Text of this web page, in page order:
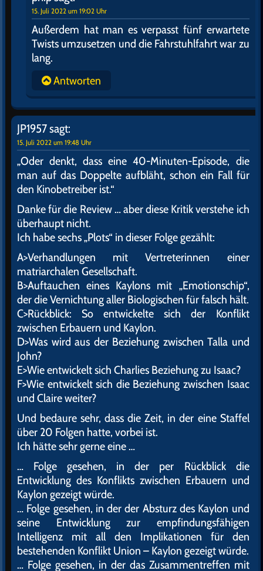
15. Juli 2022 um 19:02 Uhr
Außerdem hat man es verpasst fünf erwartete
Twists umzusetzen und die Fahrstuhlfahrt war zu
lang.
Antworten
JP1957sagt:
15. Juli 2022 um 19:48 Uhr
„Oder denkt, dass eine 40-Minuten-Episode, die
man auf das Doppelte aufbläht, schon ein Fall für
den Kinobetreiber ist.“
Danke für die Review … aber diese Kritik verstehe ich
überhaupt nicht.
Ich habe sechs „Plots“ in dieser Folge gezählt:
A>Verhandlungen mit Vertreterinnen einer
matriarchalen Gesellschaft.
B>Auftauchen eines Kaylons mit „Emotionschip“,
der die Vernichtung aller Biologischen für falsch hält.
C>Rückblick: So entwickelte sich der Konflikt
zwischen Erbauern und Kaylon.
D>Was wird aus der Beziehung zwischen Talla und
John?
E>Wie entwickelt sich Charlies Beziehung zu Isaac?
F>Wie entwickelt sich die Beziehung zwischen Isaac
und Claire weiter?
Und bedaure sehr, dass die Zeit, in der eine Staffel
über 20 Folgen hatte, vorbei ist.
Ich hätte sehr gerne eine …
… Folge gesehen, in der per Rückblick die
Entwicklung des Konflikts zwischen Erbauern und
Kaylon gezeigt würde.
… Folge gesehen, in der der Absturz des Kaylon und
seine Entwicklung zur empfindungsfähigen
Intelligenz mit all den Implikationen für den
bestehenden Konflikt Union – Kaylon gezeigt würde.
… Folge gesehen, in der das Zusammentreffen mit